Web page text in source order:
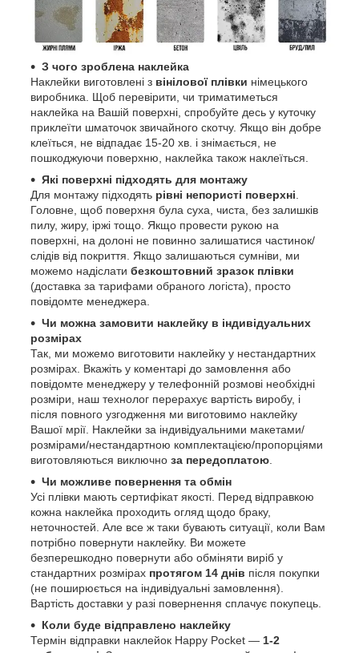
З чого зроблена наклейка
Наклейки виготовлені з вінілової плівки німецького
виробника. Щоб перевірити, чи триматиметься
наклейка на Вашій поверхні, спробуйте десь у куточку
приклеїти шматочок звичайного скотчу. Якщо він добре
клеїться, не відпадає 15-20 хв. і знімається, не
пошкоджуючи поверхню, наклейка також наклеїться.
Які поверхні підходять для монтажу
Для монтажу підходять рівні непористі поверхні
Головне, щоб поверхня була суха, чиста, без залишків
пилу, жиру, іржі тощо. Якщо провести рукою на
поверхні, на долоні не повинно залишатися частинок/
слідів від покриття. Якщо залишаються сумніви, ми
можемо надіслати безкоштовний зразок плівки
(доставка за тарифами обраного логіста), просто
повідомте менеджера.
Чи можна замовити наклейку в індивідуальних
розмірах
Так, ми можемо виготовити наклейку у нестандартних
розмірах. Вкажіть у коментарі до замовлення або
повідомте менеджеру у телефонній розмові необхідні
розміри, наш технолог перерахує вартість виробу, і
після повного узгодження ми виготовимо наклейку
Вашої мрії. Наклейки за індивідуальними макетами/
розмірами/нестандартною комплектацією/пропорціями
виготовляються виключно за передоплатою
Чи можливе повернення та обмін
Усі плівки мають сертифікат якості. Перед відправкою
кожна наклейка проходить огляд щодо браку,
неточностей. Але все ж таки бувають ситуації, коли Вам
потрібно повернути наклейку. Ви можете
безперешкодно повернути або обміняти виріб у
стандартних розмірах протягом 14 днів після покупки
(не поширюється на індивідуальні замовлення).
Вартість доставки у разі повернення сплачує покупець.
Коли буде відправлено наклейку
Термін відправки наклейок Happy Pocket — 1-2